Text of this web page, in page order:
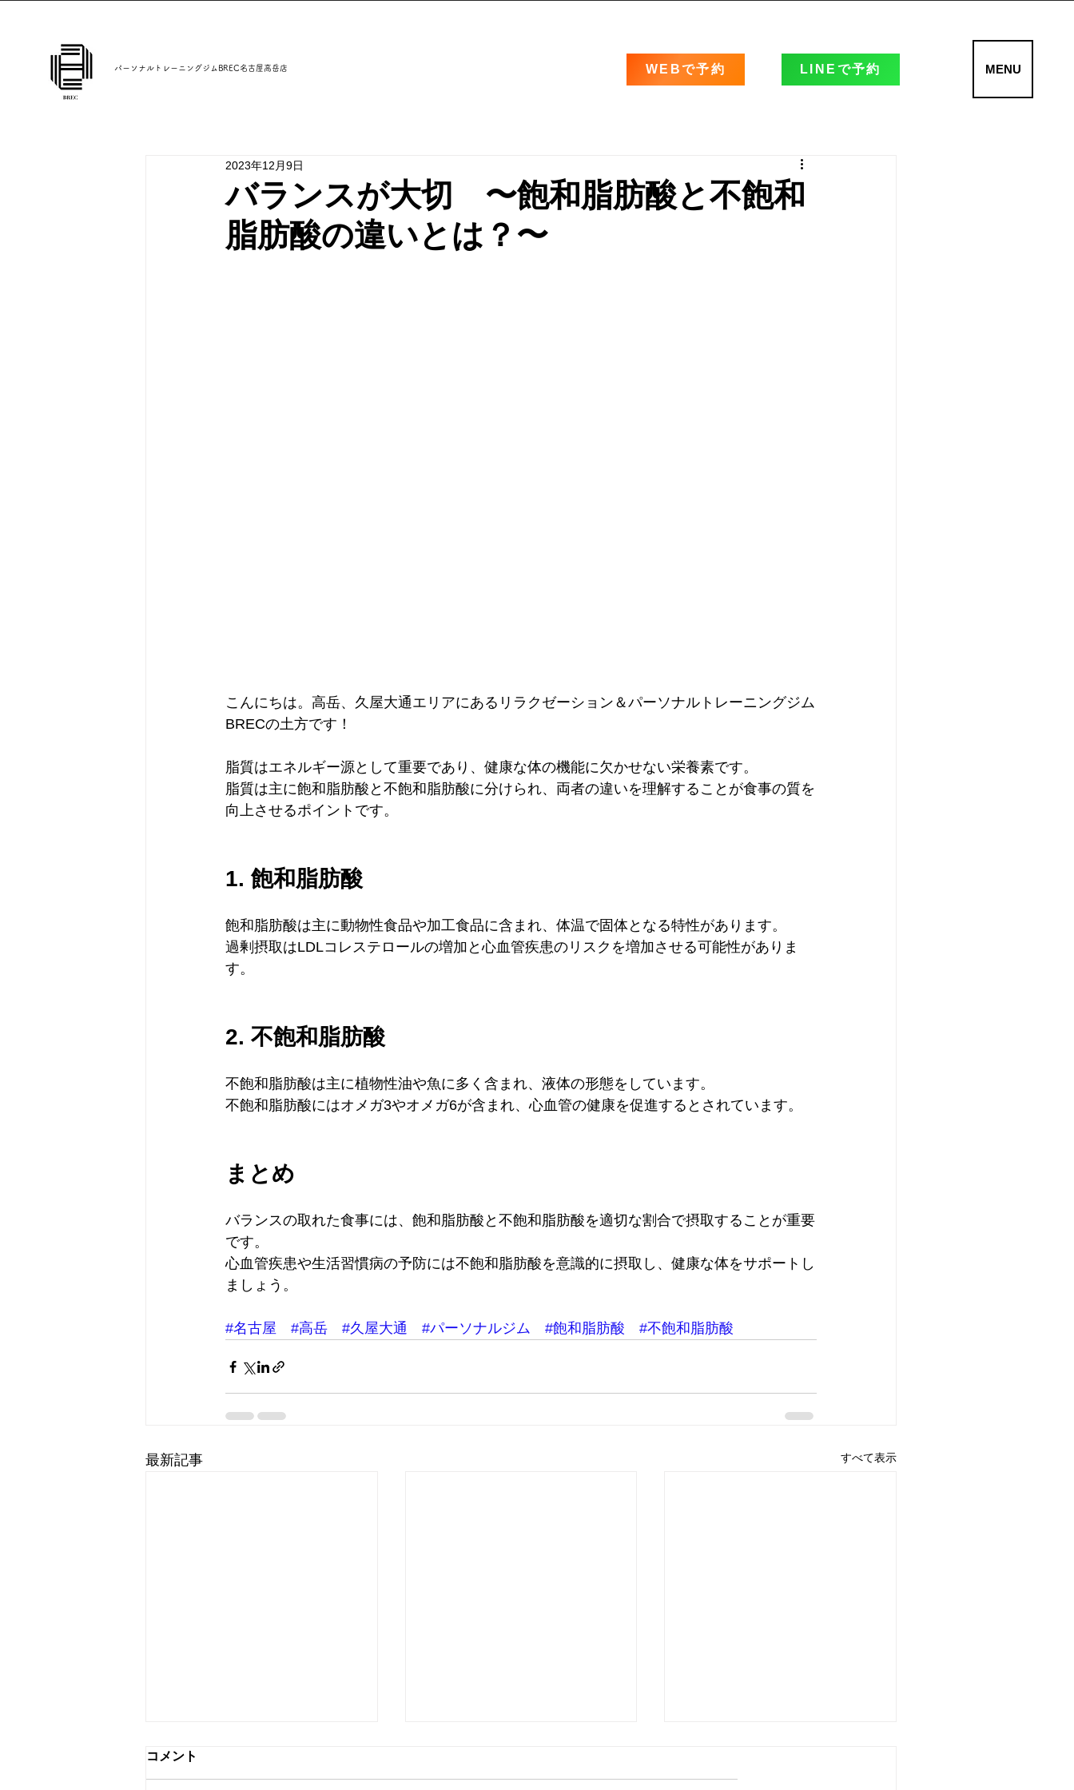
パーソナルトレーニングジムBREC名古屋高岳店 WEBで予約 LINEで予約 MENU
バランスが大切 〜飽和脂肪酸と不飽和
脂肪酸の違いとは？〜
2023年12月9日
こんにちは。高岳、久屋大通エリアにあるリラクゼーション＆パーソナルトレーニングジム
BRECの土方です！
脂質はエネルギー源として重要であり、健康な体の機能に欠かせない栄養素です。
脂質は主に飽和脂肪酸と不飽和脂肪酸に分けられ、両者の違いを理解することが食事の質を
向上させるポイントです。
1. 飽和脂肪酸
飽和脂肪酸は主に動物性食品や加工食品に含まれ、体温で固体となる特性があります。
過剰摂取はLDLコレステロールの増加と心血管疾患のリスクを増加させる可能性がありま
す。
2. 不飽和脂肪酸
不飽和脂肪酸は主に植物性油や魚に多く含まれ、液体の形態をしています。
不飽和脂肪酸にはオメガ3やオメガ6が含まれ、心血管の健康を促進するとされています。
まとめ
バランスの取れた食事には、飽和脂肪酸と不飽和脂肪酸を適切な割合で摂取することが重要
です。
心血管疾患や生活習慣病の予防には不飽和脂肪酸を意識的に摂取し、健康な体をサポートし
ましょう。
#名古屋 #高岳 #久屋大通 #パーソナルジム #飽和脂肪酸 #不飽和脂肪酸
最新記事 すべて表示
コメント